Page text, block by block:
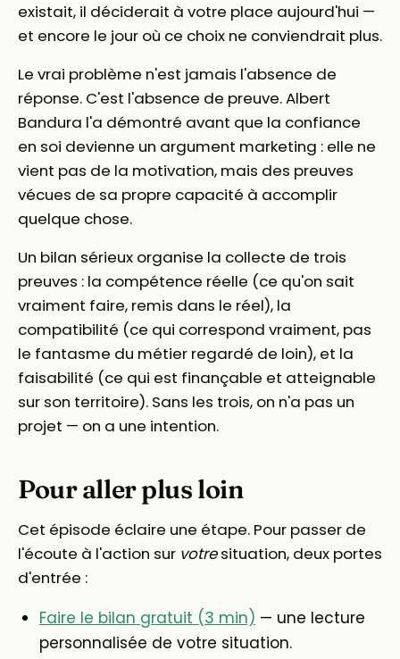
existait, il déciderait à votre place aujourd'hui —
et encore le jour où ce choix ne conviendrait plus.
Le vrai problème n'est jamais l'absence de
réponse. C'est l'absence de preuve. Albert
Bandura l'a démontré avant que la confiance
en soi devienne un argument marketing : elle ne
vient pas de la motivation, mais des preuves
vécues de sa propre capacité à accomplir
quelque chose.
Un bilan sérieux organise la collecte de trois
preuves : la compétence réelle (ce qu'on sait
vraiment faire, remis dans le réel), la
compatibilité (ce qui correspond vraiment, pas
le fantasme du métier regardé de loin), et la
faisabilité (ce qui est finançable et atteignable
sur son territoire). Sans les trois, on n'a pas un
projet — on a une intention.
Pour aller plus loin
Cet épisode éclaire une étape. Pour passer de
l'écoute à l'action sur votresituation, deux portes
d'entrée :
Faire le bilan gratuit (3 min) — une lecture
personnalisée de votre situation.